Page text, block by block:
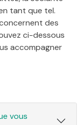
tant que tel.
des
ci-dessous
accompagner
vous